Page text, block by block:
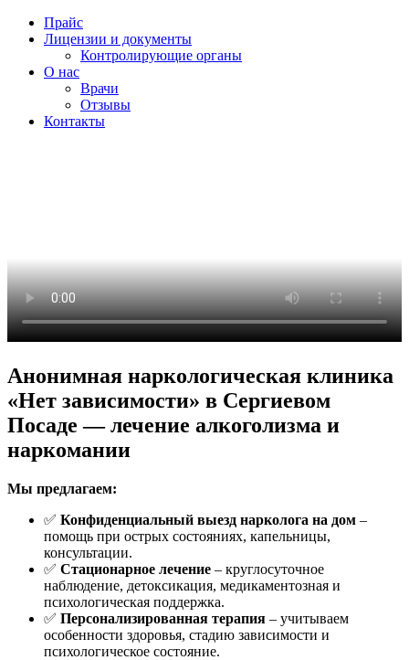
Прайс
Лицензии и документы
Контролирующие органы
О нас
Врачи
Отзывы
Контакты
Анонимная наркологическая клиника
«Нет зависимости» в Сергиевом
Посаде — лечение алкоголизма и
наркомании
Мы предлагаем:
✅ Конфиденциальный выезд нарколога на дом –
помощь при острых состояниях, капельницы,
консультации.
✅ Стационарное лечение – круглосуточное
наблюдение, детоксикация, медикаментозная и
психологическая поддержка.
✅ Персонализированная терапия – учитываем
особенности здоровья, стадию зависимости и
психологическое состояние.